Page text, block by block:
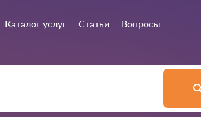
Каталог услуг Статьи Вопросы